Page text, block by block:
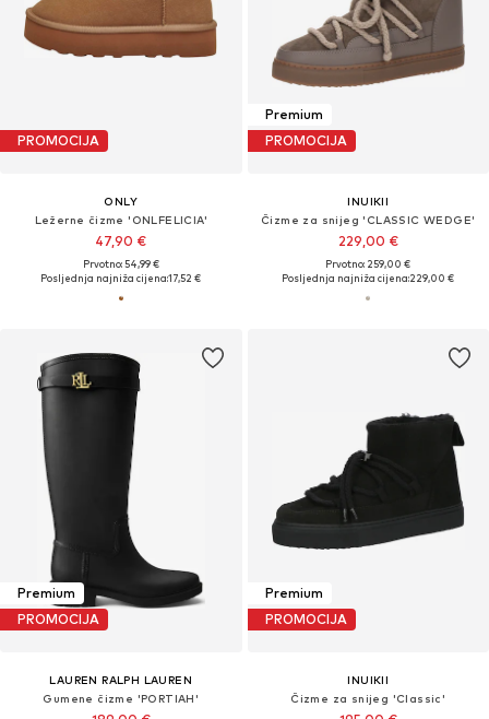
PROMOCIJA
ONLY
Ležerne čizme 'ONLFELICIA'
47,90 €
Prvotno: 54,99 €
Posljednja najniža cijena:17,52 €
Premium
PROMOCIJA
INUIKII
Čizme za snijeg 'CLASSIC WEDGE'
229,00 €
Prvotno: 259,00 €
Posljednja najniža cijena:229,00 €
Premium
PROMOCIJA
LAUREN RALPH LAUREN
Gumene čizme 'PORTIAH'
Premium
PROMOCIJA
INUIKII
Čizme za snijeg 'Classic'